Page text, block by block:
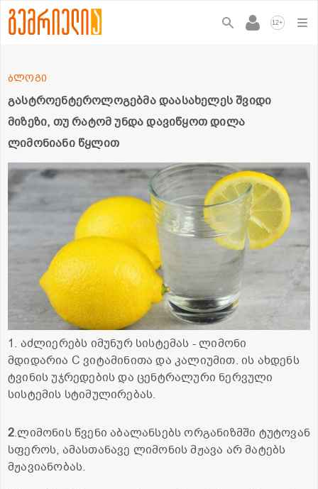
12+
გასტროენტეროლოგებმა დაასახელეს შვიდი
მიზეზი, თუ რატომ უნდა დავიწყოთ დილა
ლიმონიანი წყლით
ბლოგი
1. აძლიერებს იმუნურ სისტემას - ლიმონი
მდიდარია С ვიტამინითა და კალიუმით. ის ახდენს
ტვინის უჯრედების და ცენტრალური ნერვული
სისტემის სტიმულირებას.
2.ლიმონის წვენი აბალანსებს ორგანიზმში ტუტოვან
სფეროს, ამასთანავე ლიმონის მჟავა არ მატებს
მჟავიანობას.